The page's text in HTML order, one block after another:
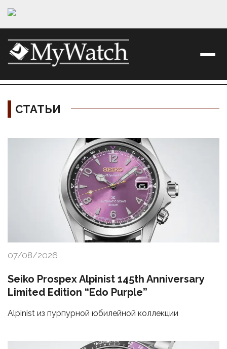
СТАТЬИ
Материалы
07/08/2026
Seiko Prospex Alpinist 145th Anniversary
Limited Edition “Edo Purple”
Alpinist из пурпурной юбилейной коллекции